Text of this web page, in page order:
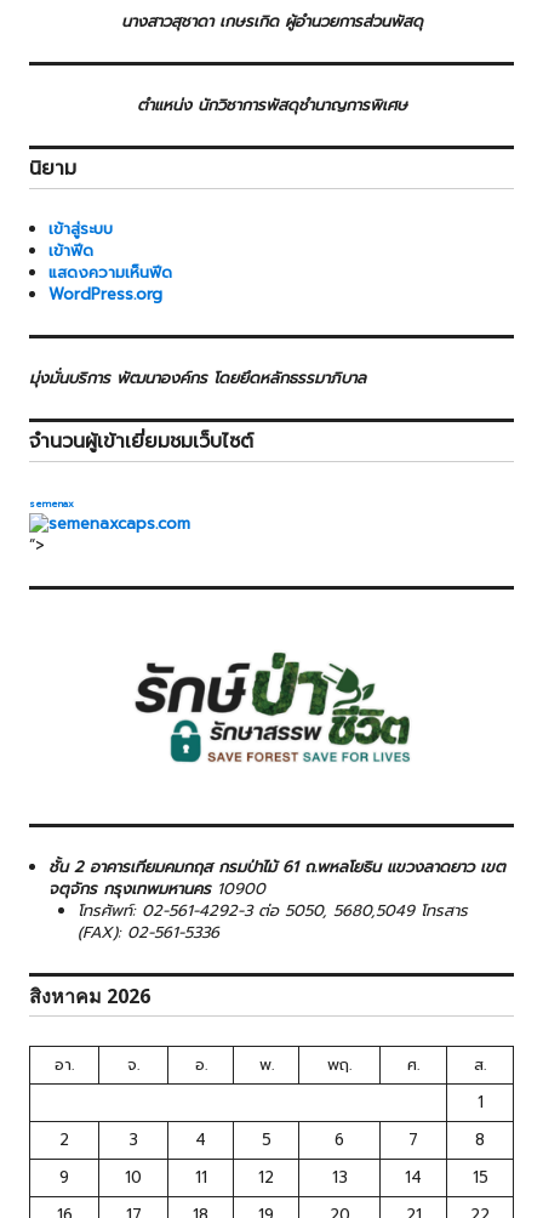
นางสาวสุชาดา เกษรเกิด ผู้อำนวยการส่วนพัสดุ
ตำแหน่ง นักวิชาการพัสดุชำนาญการพิเศษ
นิยาม
เข้าสู่ระบบ
เข้าฟีด
แสดงความเห็นฟีด
WordPress.org
มุ่งมั่นบริการ พัฒนาองค์กร โดยยึดหลักธรรมาภิบาล
จำนวนผู้เข้าเยี่ยมชมเว็บไซต์
semenax
“>
ชั้น 2 อาคารเทียมคมกฤส กรมป่าไม้ 61 ถ.พหลโยธิน แขวงลาดยาว เขต
จตุจักร กรุงเทพมหานคร 10900
โทรศัพท์: 02-561-4292-3 ต่อ 5050, 5680,5049 โทรสาร
(FAX): 02-561-5336
สิงหาคม 2026
อา. จ. อ. พ. พฤ. ศ.
ส.
1
2
3 4 5 6 7
8
9
10 11 12 13 14
15